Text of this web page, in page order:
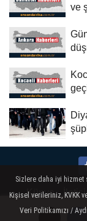
ve
Künye
Sizlere daha iyi hizmet
Kişisel verileriniz, KVKK
Veri Politikamızı /